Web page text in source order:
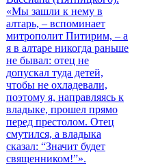
«Мы зашли к нему в
алтарь, – вспоминает
митрополит Питирим, – а
я в алтаре никогда раньше
не бывал: отец не
допускал туда детей,
чтобы не охладевали,
поэтому я, направляясь к
владыке, прошел прямо
перед престолом. Отец
смутился, а владыка
сказал: “Значит будет
священником!”».